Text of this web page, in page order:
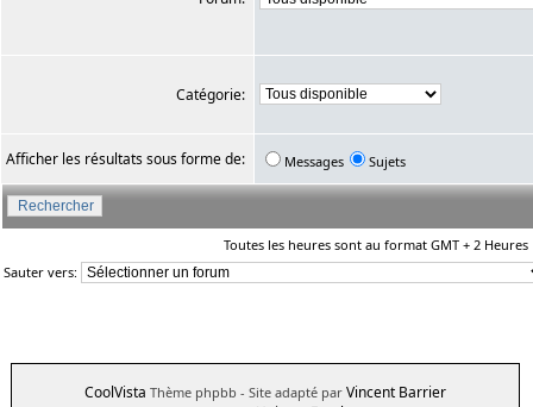
Catégorie:
Afficher les résultats sous forme de: Messages Sujets
Toutes les heures sont au format GMT + 2 Heures
Sauter vers:
CoolVista Thème phpbb - Site adapté par Vincent Barrier